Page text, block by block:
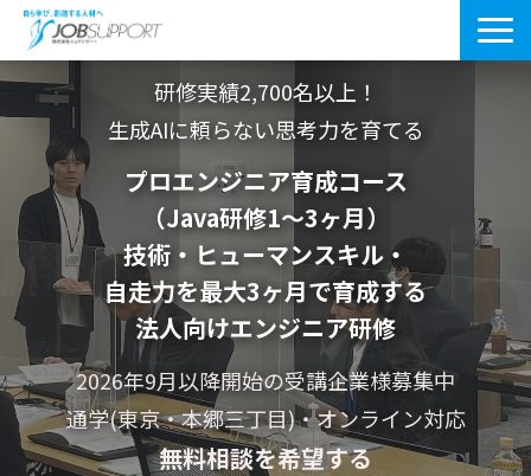
研修サービス一覧
よくあるご質問
導入事例
お役立ちブログ
会社案内・アクセス
研修実績2,700名以上！
生成AIに頼らない思考力を育てる
プロエンジニア育成コース
（Java研修1〜3ヶ月）
技術・ヒューマンスキル・
自走力を最大3ヶ月で育成する
法人向けエンジニア研修
2026年9月以降開始の受講企業様募集中
通学(東京・本郷三丁目)・オンライン対応
無料相談を希望する